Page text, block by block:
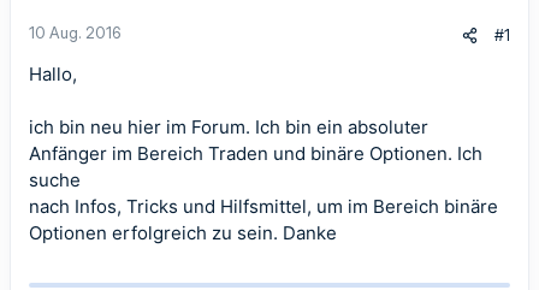
10 Aug. 2016 #1
Hallo,
ich bin neu hier im Forum. Ich bin ein absoluter
Anfänger im Bereich Traden und binäre Optionen. Ich
suche
nach Infos, Tricks und Hilfsmittel, um im Bereich binäre
Optionen erfolgreich zu sein. Danke